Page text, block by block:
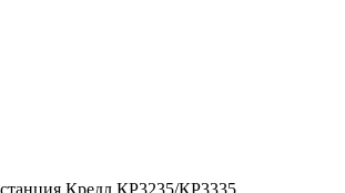
Кредл КР3235/КР3335